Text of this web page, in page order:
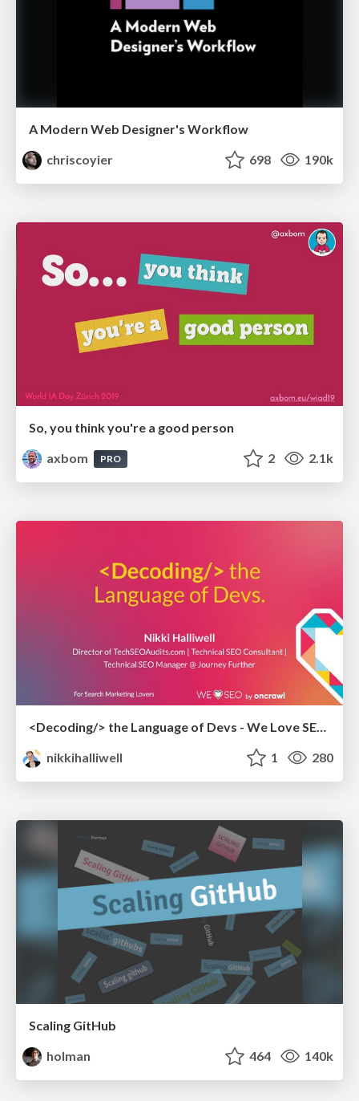
A Modern Web Designer's Workflow
chriscoyier
698 190k
So, you think you're a good person
axbom
PRO 2 2.1k
nikkihalliwell
1 280
Scaling GitHub
holman
464 140k